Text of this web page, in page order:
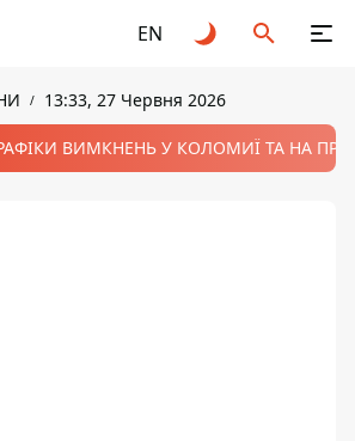
EN
13:33, 27 Червня 2026
ВИМКНЕНЬ У КОЛОМИЇ ТА НА